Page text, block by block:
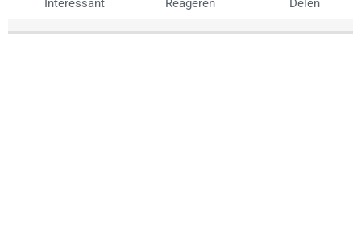
Interessant Reageren Delen